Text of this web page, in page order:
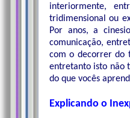
interiormente,
tridimensional ou
Por anos, a
comunicação,
com o decorrer do
entretanto isto não
do que vocês
Explicando o